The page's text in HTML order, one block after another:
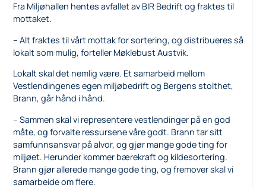
Fra Miljøhallen hentes avfallet av BIR Bedrift og fraktes til
mottaket.
– Alt fraktes til vårt mottak for sortering, og distribueres så
lokalt som mulig, forteller Møklebust Austvik.
Lokalt skal det nemlig være. Et samarbeid mellom
Vestlendingenes egen miljøbedrift og Bergens stolthet,
Brann, går hånd i hånd.
– Sammen skal vi representere vestlendinger på en god
måte, og forvalte ressursene våre godt. Brann tar sitt
samfunnsansvar på alvor, og gjør mange gode ting for
miljøet. Herunder kommer bærekraft og kildesortering.
Brann gjør allerede mange gode ting, og fremover skal vi
samarbeide om flere.